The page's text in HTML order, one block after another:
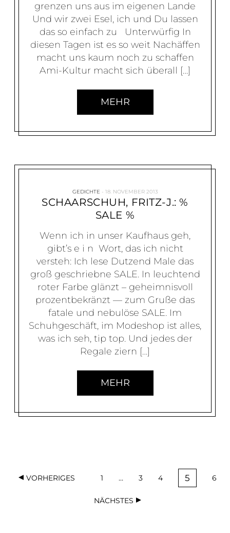
grenzen uns aus im eigenen Lande
Und wir zwei Esel, ich und Du lassen
das so einfach zu Unterwürfig In
diesen Tagen ist es so weit Nachäffen
macht uns kaum noch zu schaffen
Ami-Kultur macht sich überall […]
MEHR
GEDICHTE 18. NOVEMBER 2013
SCHAARSCHUH, FRITZ-J.: %
SALE %
Wenn ich in unser Kaufhaus geh,
gibt’s e i n Wort, das ich nicht
versteh: Ich lese Dutzend Male das
groß geschriebne SALE. In leuchtend
roter Farbe glänzt – geheimnisvoll
prozentbekränzt — zum Gruße das
fatale und nebulöse SALE. Im
Schuhgeschäft, im Modeshop ist alles,
was ich seh, tip top. Und jedes der
Regale ziern […]
MEHR
VORHERIGES
I
1 … 3 4
S
5 6
NÄCHSTES